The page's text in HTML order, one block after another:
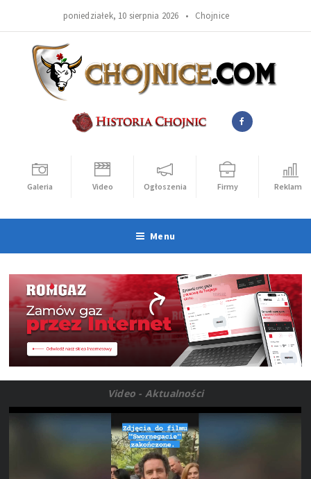
poniedziałek, 10 sierpnia 2026 • Chojnice
Galeria Video Ogłoszenia Firmy Reklama
Menu
Video - Aktualności